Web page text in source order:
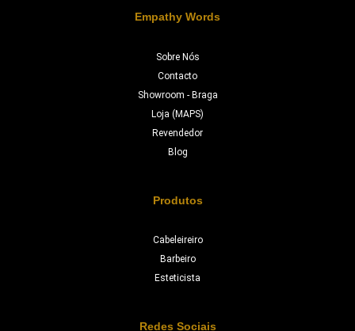
Empathy Words
Sobre Nós
Contacto
Showroom - Braga
Loja (MAPS)
Revendedor
Blog
Produtos
Cabeleireiro
Barbeiro
Esteticista
Redes Sociais